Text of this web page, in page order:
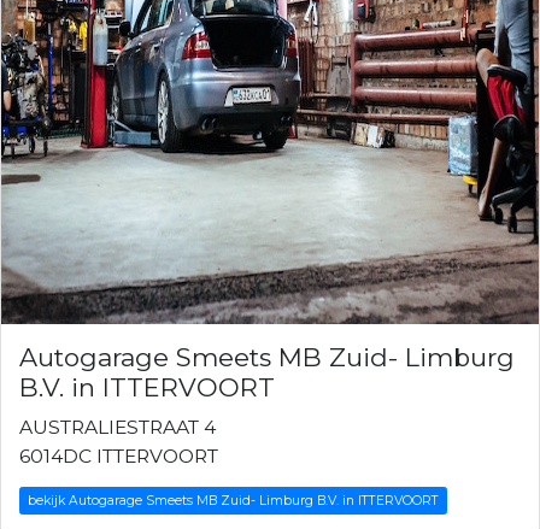
Autogarage Smeets MB Zuid- Limburg
B.V. in ITTERVOORT
AUSTRALIESTRAAT 4
6014DC ITTERVOORT
bekijk Autogarage Smeets MB Zuid- Limburg B.V. in ITTERVOORT